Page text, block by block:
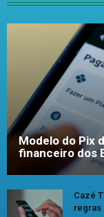
Modelo do Pix
financeiro dos
Cazé
regras